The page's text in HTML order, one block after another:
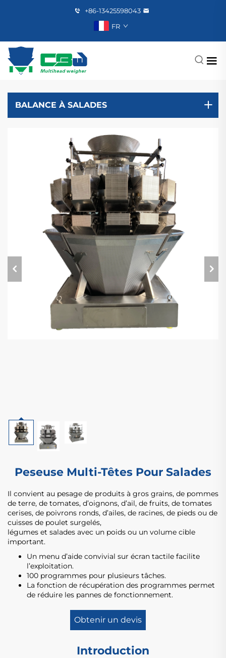
+86-13425598043
FR
BALANCE À SALADES
Peseuse Multi-Têtes Pour Salades
Il convient au pesage de produits à gros grains, de pommes
de terre, de tomates, d’oignons, d’ail, de fruits, de tomates
cerises, de poivrons ronds, d’ailes, de racines, de pieds ou de
cuisses de poulet surgelés,
légumes et salades avec un poids ou un volume cible
important.
Un menu d’aide convivial sur écran tactile facilite
l’exploitation.
100 programmes pour plusieurs tâches.
La fonction de récupération des programmes permet
de réduire les pannes de fonctionnement.
Obtenir un devis
Introduction